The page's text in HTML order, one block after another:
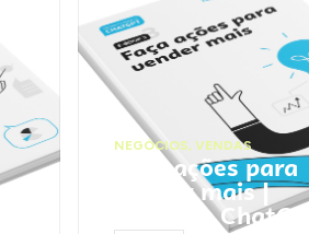
NEGÓCIOS, VENDAS
Faça ações para
vender mais |
Prompts ChatGPT